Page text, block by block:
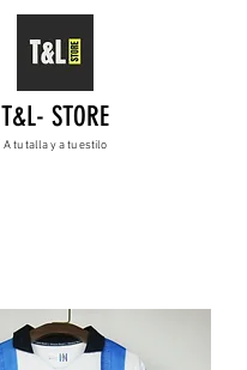
T&L- STORE
A tu talla y a tu estilo